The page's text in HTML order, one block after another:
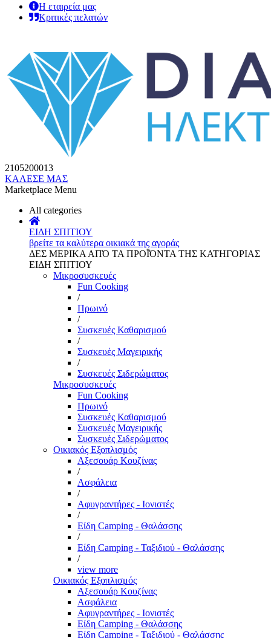
Η εταιρεία μας
Κριτικές πελατών
2105200013
ΚΑΛΕΣΕ ΜΑΣ
Marketplace Menu
All categories
ΕΙΔΗ ΣΠΙΤΙΟΥ
βρείτε τα καλύτερα οικιακά της αγοράς
ΔΕΣ ΜΕΡΙΚΑ ΑΠΌ ΤΑ ΠΡΟΪΌΝΤΑ ΤΗΣ ΚΑΤΗΓΟΡΙΑΣ
ΕΙΔΗ ΣΠΙΤΙΟΥ
Μικροσυσκευές
Fun Cooking
/
Πρωινό
/
Συσκευές Καθαρισμού
/
Συσκευές Μαγειρικής
/
Συσκευές Σιδερώματος
Μικροσυσκευές
Fun Cooking
Πρωινό
Συσκευές Καθαρισμού
Συσκευές Μαγειρικής
Συσκευές Σιδερώματος
Οικιακός Εξοπλισμός
Αξεσουάρ Κουζίνας
/
Ασφάλεια
/
Αφυγραντήρες - Ιονιστές
/
Είδη Camping - Θαλάσσης
/
Είδη Camping - Ταξιδιού - Θαλάσσης
/
view more
Οικιακός Εξοπλισμός
Αξεσουάρ Κουζίνας
Ασφάλεια
Αφυγραντήρες - Ιονιστές
Είδη Camping - Θαλάσσης
Είδη Camping - Ταξιδιού - Θαλάσσης